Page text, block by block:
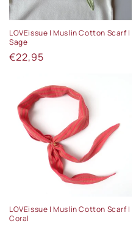
LOVEissue | Muslin Cotton Scarf |
Sage
Normale
€22,95
LOVEissue | Muslin Cotton Scarf |
Coral